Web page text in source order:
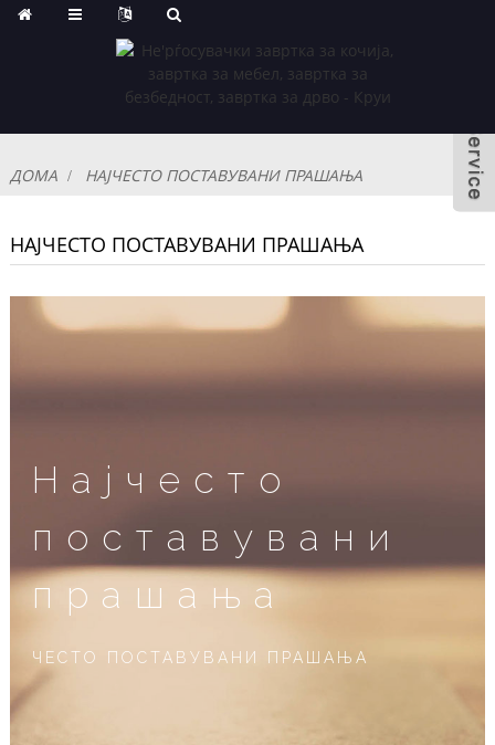
ДОМА НАЈЧЕСТО ПОСТАВУВАНИ ПРАШАЊА
НАЈЧЕСТО ПОСТАВУВАНИ ПРАШАЊА
Најчесто
поставувани
прашања
ЧЕСТО ПОСТАВУВАНИ ПРАШАЊА